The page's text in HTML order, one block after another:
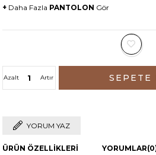
+ Daha Fazla PANTOLON Gör
Artır
Azalt
YORUM YAZ
ÜRÜN ÖZELLIKLERI YORUMLAR